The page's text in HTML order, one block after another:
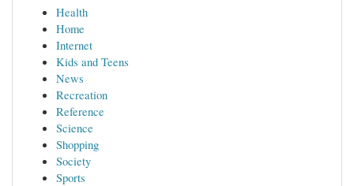
Health
Home
Internet
Kids and Teens
News
Recreation
Reference
Science
Shopping
Society
Sports